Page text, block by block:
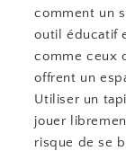
comment un
outil éducatif
comme ceux
offrent un
Utiliser un
jouer
risque de se